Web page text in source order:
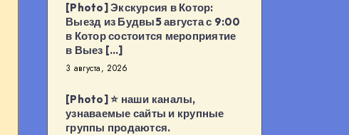
[Photo] Экскурсия в Котор:
Выезд из Будвы5 августа с 9:00
в Котор состоится мероприятие
в Выез […]
3 августа, 2026
[Photo] ⭐️ наши каналы,
узнаваемые сайты и крупные
группы продаются.